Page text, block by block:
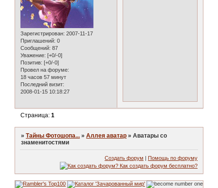
Зарегистрирован: 2007-11-17
Приглашений: 0
Сообщений: 87
Уважение: [+0/-0]
Позитив: [+0/-0]
Провел на форуме:
18 часов 57 минут
Последний визит:
2008-01-15 10:18:27
Страница:1
»Тайны Фотошопа... »Аллея аватар »Аватары со
знаменитостями
Создать форум | Помощь по форуму